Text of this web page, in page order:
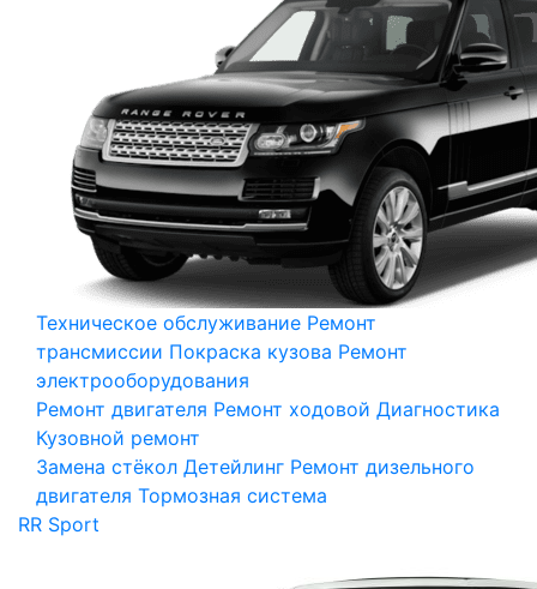
Техническое обслуживание Ремонт
трансмиссии Покраска кузова Ремонт
электрооборудования
Ремонт двигателя Ремонт ходовой Диагностика
Кузовной ремонт
Замена стёкол Детейлинг Ремонт дизельного
двигателя Тормозная система
RR Sport